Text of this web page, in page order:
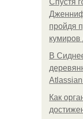
Спустя
пройдя
кумиров
В
Как